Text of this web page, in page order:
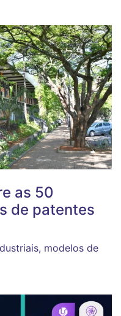
as 50
de patentes
modelos de